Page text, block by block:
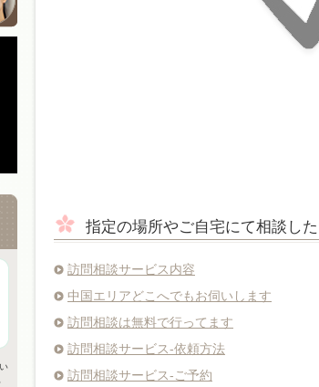
指定の場所やご自宅にて相談し
訪問相談サービス内容
中国エリアどこへでもお伺いします
訪問相談は無料で行ってます
訪問相談サービス-依頼方法
訪問相談サービス-ご予約